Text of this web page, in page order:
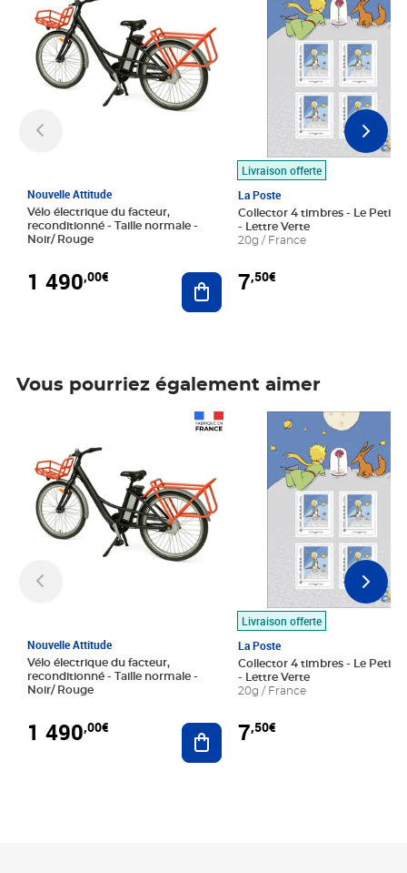
Nouvelle Attitude
Vélo électrique du facteur,
reconditionné - Taille normale -
Noir/ Rouge
1 490,00€ Ajouter au panier
Livraison offerte
La Poste
Collector 4 timbres - Le Petit
- Lettre Verte
20g / France
7,50€
Vous pourriez également aimer
Nouvelle Attitude
Vélo électrique du facteur,
reconditionné - Taille normale -
Noir/ Rouge
1 490,00€ Ajouter au panier
Livraison offerte
La Poste
Collector 4 timbres - Le Petit
- Lettre Verte
20g / France
7,50€
Prix 7,50€